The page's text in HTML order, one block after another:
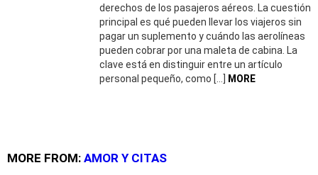
derechos de los pasajeros aéreos. La cuestión
principal es qué pueden llevar los viajeros sin
pagar un suplemento y cuándo las aerolíneas
pueden cobrar por una maleta de cabina. La
clave está en distinguir entre un artículo
personal pequeño, como […]
MORE
MORE FROM: AMOR Y CITAS